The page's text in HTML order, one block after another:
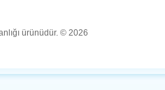
ürünüdür. © 2026